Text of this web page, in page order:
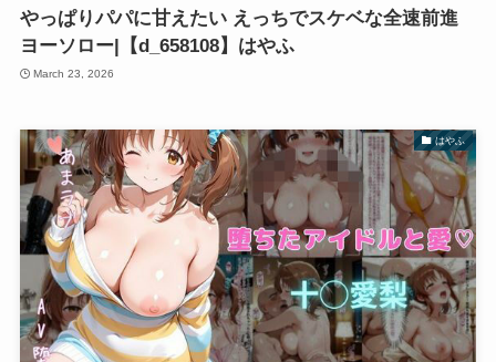
やっぱりパパに甘えたい えっちでスケベな全速前進
ヨーソロー|【d_658108】はやふ
March 23, 2026
はやふ